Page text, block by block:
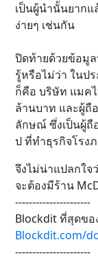
เป็นผู้นำนั้นยาก
ง่ายๆ เช่นกัน
ปิดท้ายด้วยข้อมู
รู้หรือไม่ว่า ในป
ก็คือ บริษัท แมคไ
ล้านบาท และผู้
ลักษณ์ ซึ่งเป็นผู้ถื
ป ที่ทำธุรกิจโรง
จึงไม่น่าแปลกใจ
จะต้องมีร้าน
----------------------
Blockdit ที่สุดขอ
Blockdit.com/
----------------------